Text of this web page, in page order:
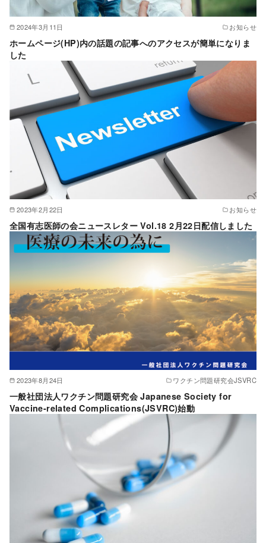
2024年3月11日 お知らせ
ホームページ(HP)内の話題の記事へのアクセスが簡単になりま
した
2023年2月22日 お知らせ
全国有志医師の会ニュースレター Vol.18 2月22日配信しました
2023年8月24日 ワクチン問題研究会JSVRC
一般社団法人ワクチン問題研究会 Japanese Society for
Vaccine-related Complications(JSVRC)始動